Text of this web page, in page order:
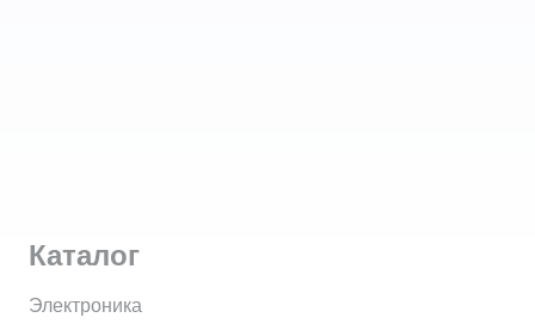
Каталог
Электроника